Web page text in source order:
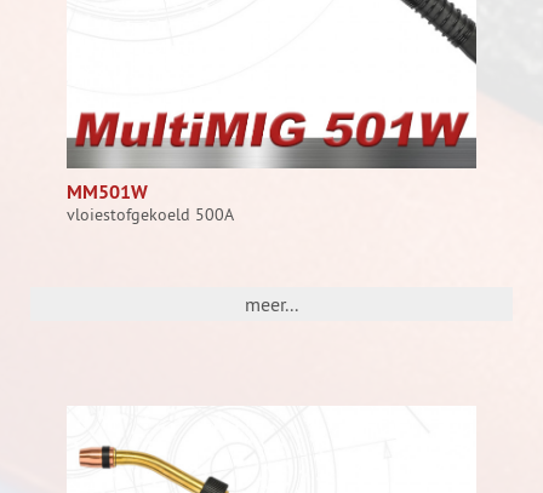
MM501W
vloiestofgekoeld 500A
meer...